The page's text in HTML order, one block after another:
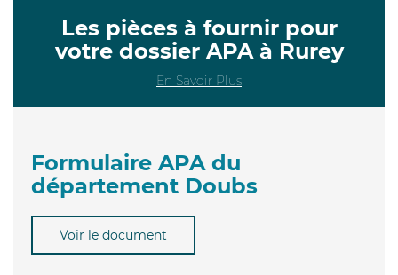
Les pièces à fournir pour
votre dossier APA à Rurey
En Savoir Plus
Formulaire APA du
département Doubs
Voir le document